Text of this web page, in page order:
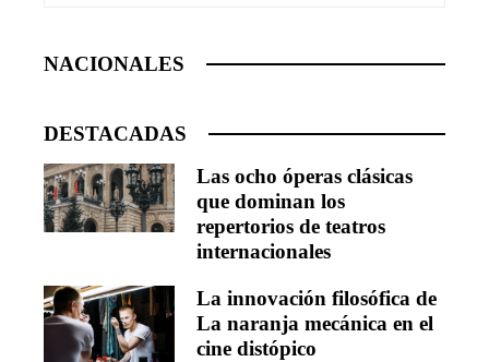
NACIONALES
DESTACADAS
Las ocho óperas clásicas
que dominan los
repertorios de teatros
internacionales
La innovación filosófica de
La naranja mecánica en el
cine distópico